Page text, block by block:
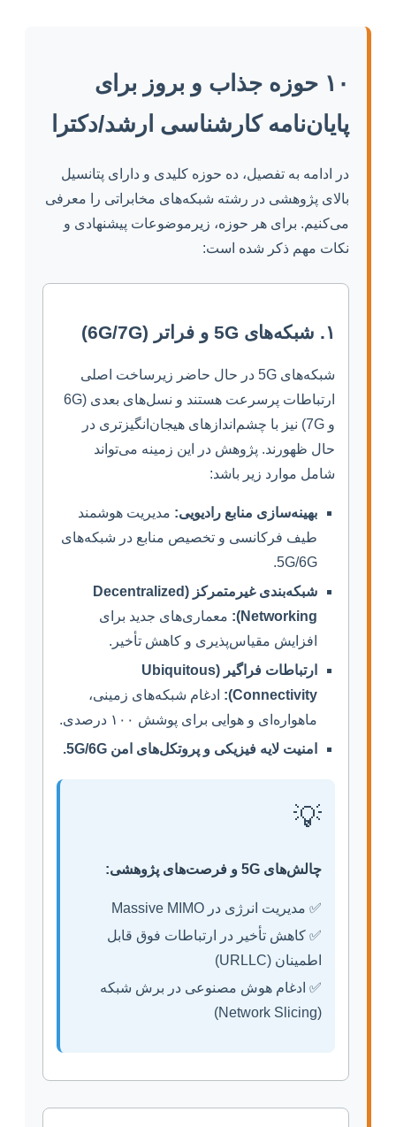
۱۰ حوزه جذاب و بروز برای
پایان‌نامه کارشناسی ارشد/دکترا
در ادامه به تفصیل، ده حوزه کلیدی و دارای پتانسیل
بالای پژوهشی در رشته شبکه‌های مخابراتی را معرفی
می‌کنیم. برای هر حوزه، زیرموضوعات پیشنهادی و
نکات مهم ذکر شده است:
۱. شبکه‌های 5G و فراتر (6G/7G)
شبکه‌های 5G در حال حاضر زیرساخت اصلی
ارتباطات پرسرعت هستند و نسل‌های بعدی (6G
و 7G) نیز با چشم‌اندازهای هیجان‌انگیزتری در
حال ظهورند. پژوهش در این زمینه می‌تواند
شامل موارد زیر باشد:
بهینه‌سازی منابع رادیویی: مدیریت هوشمند
طیف فرکانسی و تخصیص منابع در شبکه‌های
5G/6G.
شبکه‌بندی غیرمتمرکز (Decentralized
Networking):
معماری‌های جدید برای
افزایش مقیاس‌پذیری و کاهش تأخیر.
ارتباطات فراگیر (Ubiquitous
Connectivity):
ادغام شبکه‌های زمینی،
ماهواره‌ای و هوایی برای پوشش ۱۰۰ درصدی.
امنیت لایه فیزیکی و پروتکل‌های امن 5G/6G.
💡
چالش‌های 5G و فرصت‌های پژوهشی:
✅ مدیریت انرژی در Massive MIMO
✅ کاهش تأخیر در ارتباطات فوق قابل
اطمینان (URLLC)
✅ ادغام هوش مصنوعی در برش شبکه
(Network Slicing)